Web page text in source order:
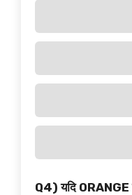
Q4) यदि ORANGE